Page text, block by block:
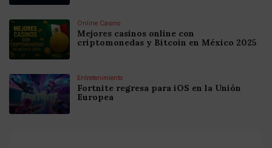
Online Casino
Mejores casinos online con
criptomonedas y Bitcoin en México 2025
Entretenimiento
Fortnite regresa para iOS en la Unión
Europea